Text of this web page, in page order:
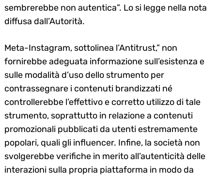
sembrerebbe non autentica”. Lo si legge nella nota
diffusa dall’Autorità.
Meta-Instagram, sottolinea l’Antitrust,” non
fornirebbe adeguata informazione sull’esistenza e
sulle modalità d’uso dello strumento per
contrassegnare i contenuti brandizzati né
controllerebbe l’effettivo e corretto utilizzo di tale
strumento, soprattutto in relazione a contenuti
promozionali pubblicati da utenti estremamente
popolari, quali gli influencer. Infine, la società non
svolgerebbe verifiche in merito all’autenticità delle
interazioni sulla propria piattaforma in modo da